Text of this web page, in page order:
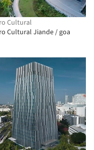
Cultural
Cultural Jiande / goa